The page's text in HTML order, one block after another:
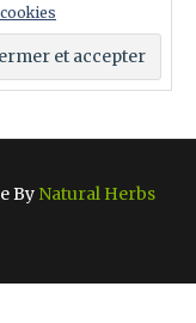
By Natural Herbs